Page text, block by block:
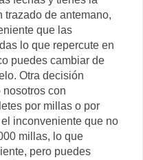
trazado de antemano,
que las
lo que repercute en
puedes cambiar de
Otra decisión
nosotros con
por millas o por
inconveniente que no
millas, lo que
pero puedes